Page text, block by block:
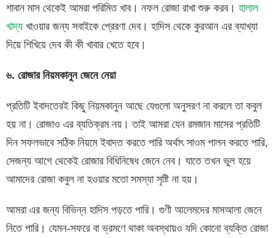
শাবান মাস থেকেই আমরা পরিমিত খাব। নফল রোজা রাখা শুরু করব। হালাল
খাদ্য খাওয়ার জন্য সবাইকে প্রেরণা দেব। হাদিস থেকে কুরআন এর ব্যাখ্যা
দিয়ে শিখিয়ে দেব কী কী খাবার খেতে হবে।
৬. রোজার নিয়মকানুন জেনে নেয়া
প্রতিটি ইবাদতেরই কিছু নিয়মকানুন আছে যেগুলো অনুসরণ না করলে তা কবুল
হয় না। রোজাও এর ব্যতিক্রম নয়। তাই আমরা যেন রমজান মাসের প্রতিটি
দিন সফলভাবে সঠিক নিয়মে ইবাদত করতে পারি অর্থাৎ সাওম পালন করতে পারি,
সেজন্য আগে থেকেই রোজার বিধিনিষেধ জেনে নেব। যাতে তখন ভুল হয়ে
আমাদের রোজা কবুল না হওয়ার মতো সমস্যা সৃষ্টি না হয়।
আমরা এর জন্য বিভিন্ন হাদিস পড়তে পারি। গুণী আলেমদের মাসআলা জেনে
নিতে পারি। যেমন-সফরে বা ভ্রমণে থাকা অবস্থায়ও যদি কোনো ব্যক্তি রোজা